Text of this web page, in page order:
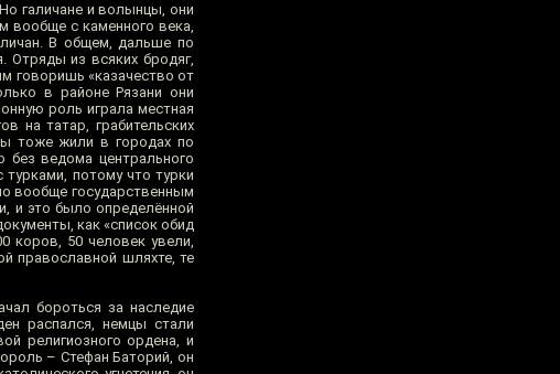
галичане и волынцы, они
вообще с каменного века,
В общем, дальше по
Отряды из всяких бродяг,
говоришь «казачество от
в районе Рязани они
роль играла местная
на татар, грабительских
тоже жили в городах по
ведома центрального
потому что турки
вообще государственным
и это было определённой
как «список обид
коров, 50 человек увели,
православной шляхте, те
бороться за наследие
распался, немцы стали
религиозного ордена, и
– Стефан Баторий, он